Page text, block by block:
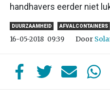
handhavers eerder niet
DUURZAAMHEID AFVALCONTAINERS
16-05-2018 09:39 Door